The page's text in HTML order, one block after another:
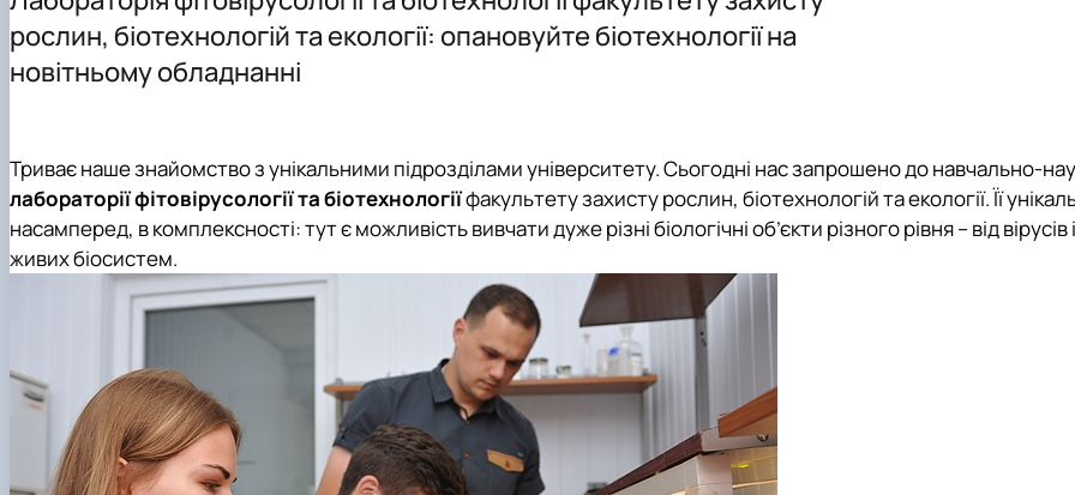
Матеріально-технічна база
Співпраця
Майстеркласи для школярів
Доктор філософії (PhD)
Навчально-методичне забезпечення
Дистанційне навчання
Практична підготовка
Академічна доброчесність
Наукова робота
Напрямки наукових досліджень
Науково-виробничі лабораторії
Професії в галузі біотехнології
рослин, біотехнологій та екології: опановуйте біотехнології на
новітньому обладнанні
Триває наше знайомство з унікальними підрозділами університету. Сьогодні нас запрошено донавчально-
лабораторії фітовірусологіїтабіотехнологіїфакультету захисту рослин, біотехнологій та екології. Її
насамперед, в комплексності: тут є можливість вивчати дуже різні біологічні об’єкти різного рівня – відвірусів
живих біосистем.